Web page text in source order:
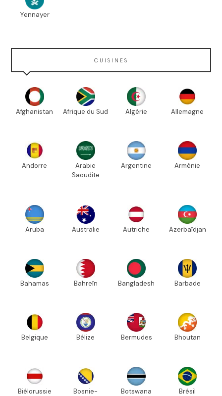
Yennayer
CUISINES
Afghanistan Afrique du Sud Algérie Allemagne
Andorre
Arabie
Saoudite
Argentine Arménie
Aruba Australie Autriche Azerbaïdjan
Bahamas Bahreïn Bangladesh Barbade
Belgique Bélize Bermudes Bhoutan
Biélorussie
Bosnie-
Botswana Brésil